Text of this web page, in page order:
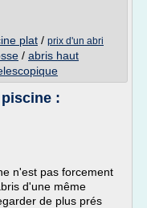
plat / prix d'un abri
/ abris haut
:
n'est pas forcement
d'une même
de plus prés